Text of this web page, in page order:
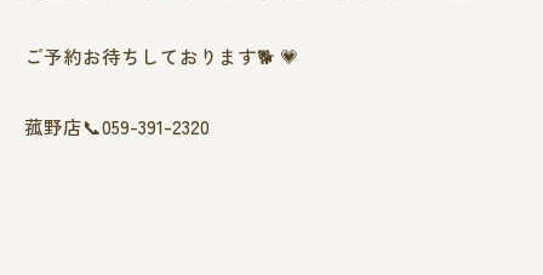
ご予約お待ちしております🐕 💗
菰野店📞059-391-2320